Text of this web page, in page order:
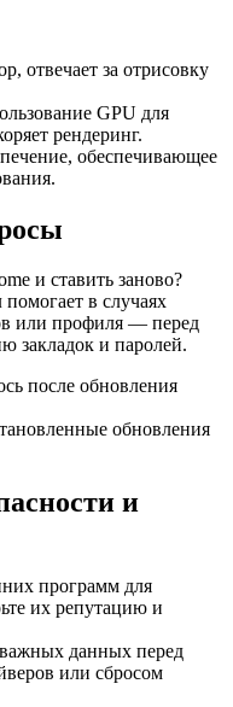
отвечает за отрисовку
GPU для
рендеринг.
обеспечивающее
и ставить заново?
в случаях
или профиля — перед
закладок и паролей.
после обновления
обновления
и
программ для
их репутацию и
данных перед
или сбросом